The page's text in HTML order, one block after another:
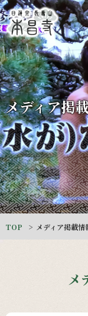
メディア掲
TOP メディア掲載情
メ